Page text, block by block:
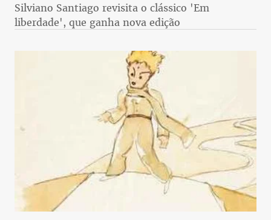
Silviano Santiago revisita o clássico 'Em
liberdade', que ganha nova edição